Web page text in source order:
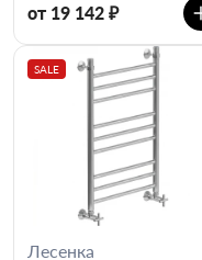
от 19 142 ₽
SALE
Лесенка